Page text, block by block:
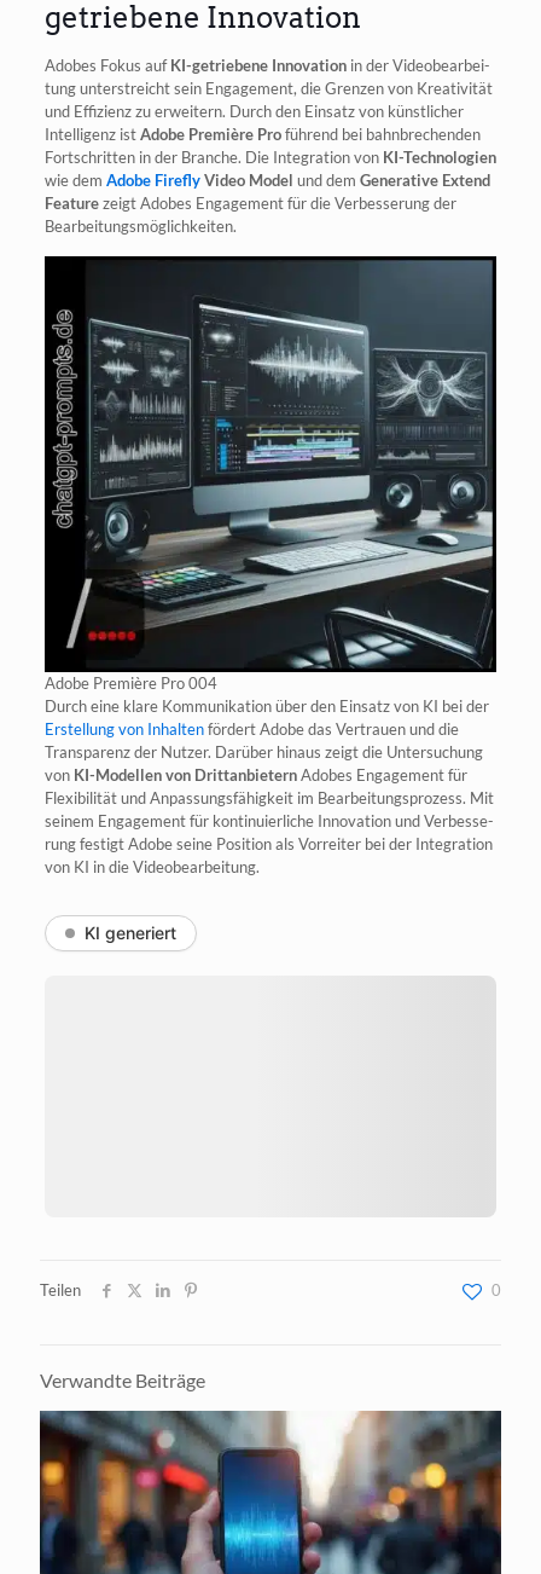
getriebene Innovation
Ado­bes Fokus aufKI-getrie­be­ne Inno­va­ti­onin der Video­be­ar­bei­
tung unter­streicht sein Enga­ge­ment, die Gren­zen von Krea­ti­vi­tät
und Effi­zi­enz zu erwei­tern. Durch den Ein­satz von künst­li­cher
Intel­li­genz istAdo­be Pre­miè­re Profüh­rend bei bahn­bre­chen­den
Fort­schrit­ten in der Bran­che. Die Inte­gra­ti­on von KI-Tech­no­lo­gien
wie dem Ado­be Fire­flyVideo Model und dem Gene­ra­ti­ve Extend
Fea­turezeigt Ado­bes Enga­ge­ment für die Ver­bes­se­rung der
Bearbeitungsmöglichkeiten.
Ado­be Pre­miè­re Pro 004
Durch eine kla­re Kom­mu­ni­ka­ti­on über den Ein­satz von KI bei der
Erstel­lung von Inhal­tenför­dert Ado­be das Ver­trau­en und die
Trans­pa­renz der Nut­zer. Dar­über hin­aus zeigt die Unter­su­chung
von KI-Model­len von Dritt­an­bie­ternAdo­bes Enga­ge­ment für
Fle­xi­bi­li­tät und Anpas­sungs­fä­hig­keit im Bear­bei­tungs­pro­zess. Mit
sei­nem Enga­ge­ment für kon­ti­nu­ier­li­che Inno­va­ti­on und Ver­bes­se­
rung fes­tigt Ado­be sei­ne Posi­ti­on als Vor­rei­ter bei der Inte­gra­ti­on
von KI in die Videobearbeitung.
KI generiert
Teilen 0
Verwandte Beiträge